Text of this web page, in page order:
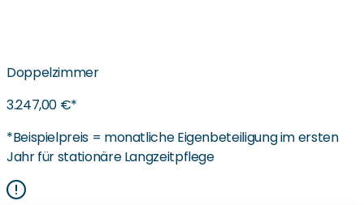
Doppelzimmer
3.247,00 €*
*Beispielpreis = monatliche Eigenbeteiligung im ersten
Jahr für stationäre Langzeitpflege